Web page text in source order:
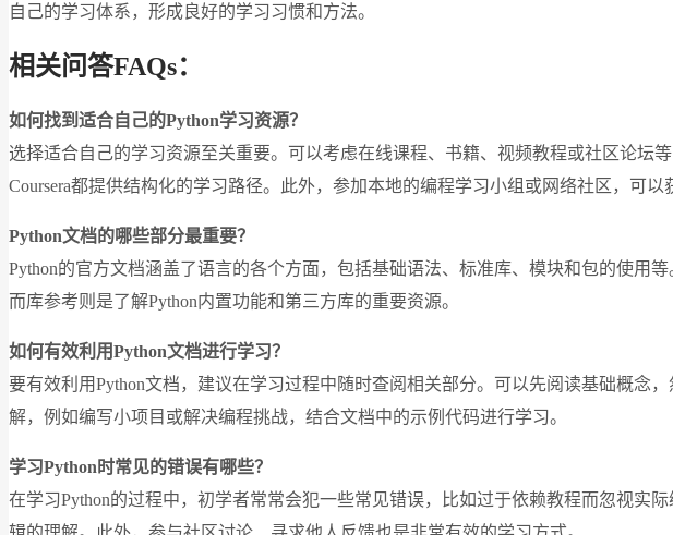
自己的学习体系，形成良好的学习习惯和方法。
相关问答FAQs：
如何找到适合自己的Python学习资源？
选择适合自己的学习资源至关重要。可以考虑在线课程、书籍、视频教程或社区论坛
Coursera都提供结构化的学习路径。此外，参加本地的编程学习小组或网络社区，可以
Python文档的哪些部分最重要？
Python的官方文档涵盖了语言的各个方面，包括基础语法、标准库、模块和包的使用
而库参考则是了解Python内置功能和第三方库的重要资源。
如何有效利用Python文档进行学习？
要有效利用Python文档，建议在学习过程中随时查阅相关部分。可以先阅读基础概念
解，例如编写小项目或解决编程挑战，结合文档中的示例代码进行学习。
学习Python时常见的错误有哪些？
在学习Python的过程中，初学者常常会犯一些常见错误，比如过于依赖教程而忽视实